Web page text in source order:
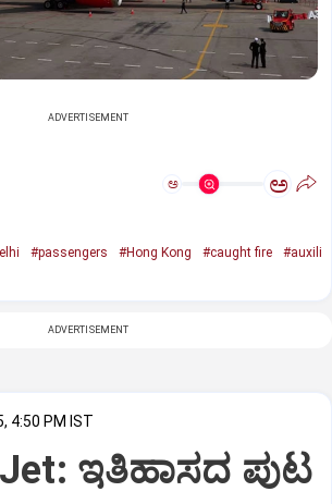
ADVERTISEMENT
ಅ ಅ
#passengers #Hong Kong #caught fire
#auxili
ADVERTISEMENT
4:50 PM IST
ಇತಿಹಾಸದ ಪುಟ